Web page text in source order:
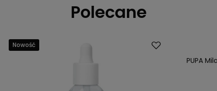
Polecane
Nowość
PUPA